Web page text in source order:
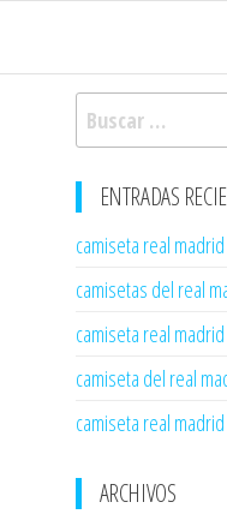
Buscar:
ENTRADAS
camiseta real
camisetas del real
camiseta real
camiseta del real
camiseta real madrid
ARCHIVOS